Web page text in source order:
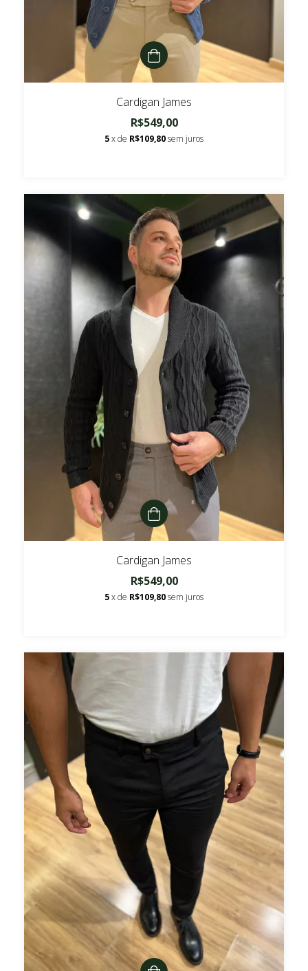
Cardigan James
R$549,00
5x de R$109,80sem juros
Cardigan James
R$549,00
5x de R$109,80sem juros